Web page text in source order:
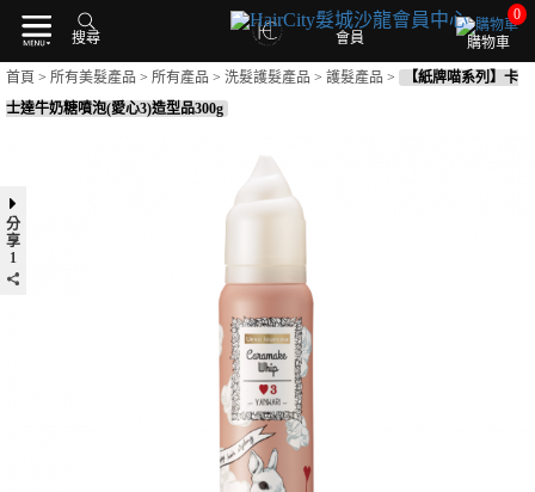
搜尋
0
購物車
會員
首頁 > 所有美髮產品 > 所有產品 > 洗髮護髮產品 > 護髮產品 >
【紙牌喵系列】卡
士達牛奶糖噴泡(愛心3)造型品300g
分
享
1